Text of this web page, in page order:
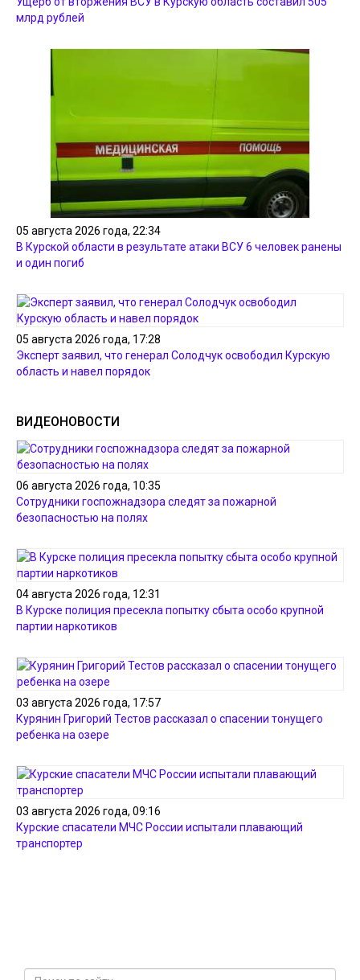
млрд рублей
05 августа 2026 года, 22:34
В Курской области в результате атаки ВСУ 6 человек ранены
и один погиб
05 августа 2026 года, 17:28
Эксперт заявил, что генерал Солодчук освободил Курскую
область и навел порядок
ВИДЕОНОВОСТИ
06 августа 2026 года, 10:35
Сотрудники госпожнадзора следят за пожарной
безопасностью на полях
04 августа 2026 года, 12:31
В Курске полиция пресекла попытку сбыта особо крупной
партии наркотиков
03 августа 2026 года, 17:57
Курянин Григорий Тестов рассказал о спасении тонущего
ребенка на озере
03 августа 2026 года, 09:16
Курские спасатели МЧС России испытали плавающий
транспортер